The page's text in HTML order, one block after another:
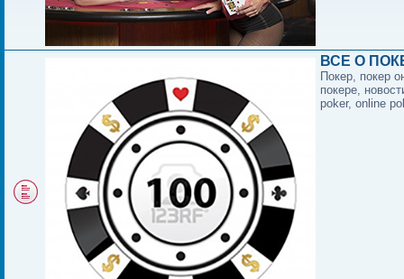
ВСЕ О
Покер, покер
покере,
poker, online